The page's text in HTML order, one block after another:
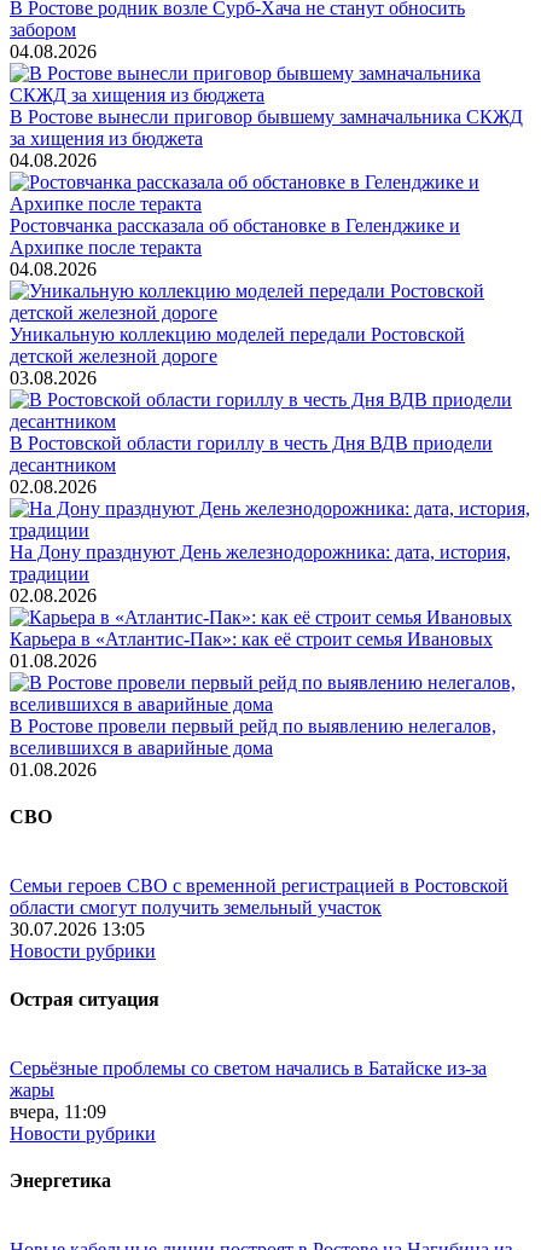
В Ростове родник возле Сурб-Хача не станут обносить
забором
04.08.2026
В Ростове вынесли приговор бывшему замначальника СКЖД
за хищения из бюджета
04.08.2026
Ростовчанка рассказала об обстановке в Геленджике и
Архипке после теракта
04.08.2026
Уникальную коллекцию моделей передали Ростовской
детской железной дороге
03.08.2026
В Ростовской области гориллу в честь Дня ВДВ приодели
десантником
02.08.2026
На Дону празднуют День железнодорожника: дата, история,
традиции
02.08.2026
Карьера в «Атлантис-Пак»: как её строит семья Ивановых
01.08.2026
В Ростове провели первый рейд по выявлению нелегалов,
вселившихся в аварийные дома
01.08.2026
СВО
Семьи героев СВО с временной регистрацией в Ростовской
области смогут получить земельный участок
30.07.2026 13:05
Новости рубрики
Острая ситуация
Серьёзные проблемы со светом начались в Батайске из-за
жары
вчера, 11:09
Новости рубрики
Энергетика